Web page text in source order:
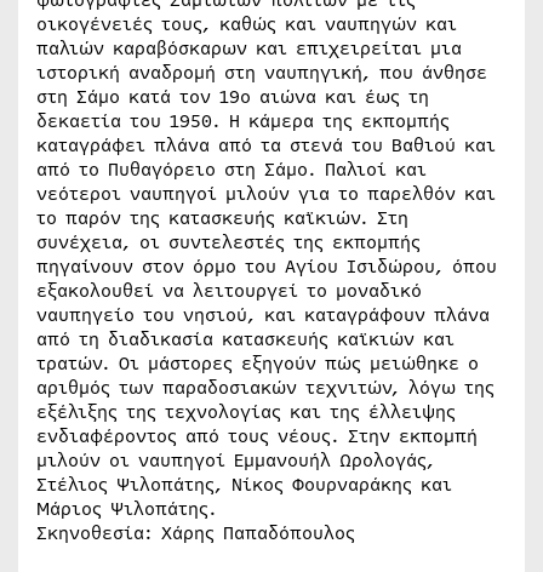
οικογένειές τους, καθώς και ναυπηγών και
παλιών καραβόσκαρων και επιχειρείται μια
ιστορική αναδρομή στη ναυπηγική, που άνθησε
στη Σάμο κατά τον 19ο αιώνα και έως τη
δεκαετία του 1950. Η κάμερα της εκπομπής
καταγράφει πλάνα από τα στενά του Βαθιού και
από το Πυθαγόρειο στη Σάμο. Παλιοί και
νεότεροι ναυπηγοί μιλούν για το παρελθόν και
το παρόν της κατασκευής καϊκιών. Στη
συνέχεια, οι συντελεστές της εκπομπής
πηγαίνουν στον όρμο του Αγίου Ισιδώρου, όπου
εξακολουθεί να λειτουργεί το μοναδικό
ναυπηγείο του νησιού, και καταγράφουν πλάνα
από τη διαδικασία κατασκευής καϊκιών και
τρατών. Οι μάστορες εξηγούν πώς μειώθηκε ο
αριθμός των παραδοσιακών τεχνιτών, λόγω της
εξέλιξης της τεχνολογίας και της έλλειψης
ενδιαφέροντος από τους νέους. Στην εκπομπή
μιλούν οι ναυπηγοί Εμμανουήλ Ωρολογάς,
Στέλιος Ψιλοπάτης, Νίκος Φουρναράκης και
Μάριος Ψιλοπάτης.
Σκηνοθεσία: Χάρης Παπαδόπουλος